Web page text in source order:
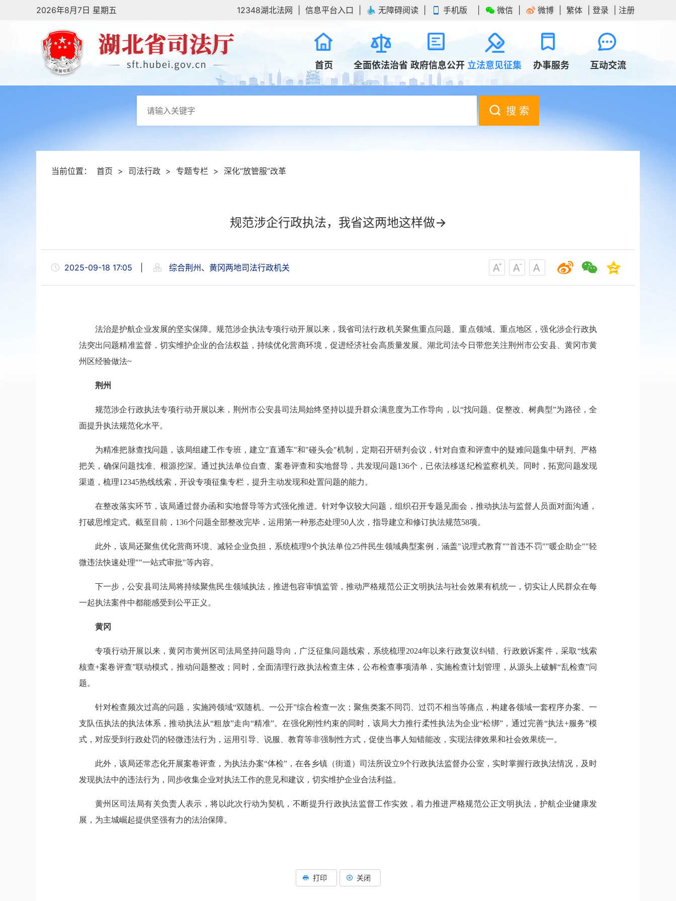
2026年8月7日 星期五 12348湖北法网 信息平台入口 无障碍阅读 手机版 微信 微博 繁体 登录 注册
首页 全面依法治省 政府信息公开 立法意见征集 办事服务 互动交流
搜 索
当前位置： 首页 > 司法行政 > 专题专栏 > 深化“放管服”改革
规范涉企行政执法，我省这两地这样做→
2025-09-18 17:05 综合荆州、黄冈两地司法行政机关
法治是护航企业发展的坚实保障。规范涉企执法专项行动开展以来，我省司法行政机关聚焦重点问题、重点领域、重点地区，强化涉企行政执
法突出问题精准监督，切实维护企业的合法权益，持续优化营商环境，促进经济社会高质量发展。湖北司法今日带您关注荆州市公安县、黄冈市黄
州区经验做法~
荆州
规范涉企行政执法专项行动开展以来，荆州市公安县司法局始终坚持以提升群众满意度为工作导向，以“找问题、促整改、树典型”为路径， 全
面提升执法规范化水平。
为精准把脉查找问题，该局组建工作专班，建立"直通车"和"碰头会"机制，定期召开研判会议，针对自查和评查中的疑难问题集中研判、严格
把关，确保问题找准、根源挖深。通过执法单位自查、案卷评查和实地督导，共发现问题136个，已依法移送纪检监察机关。同时，拓宽问题发现
渠道，梳理12345热线线索，开设专项征集专栏，提升主动发现和处置问题的能力。
在整改落实环节，该局通过督办函和实地督导等方式强化推进。针对争议较大问题，组织召开专题见面会，推动执法与监督人员面对面沟通，
打破思维定式。截至目前，136个问题全部整改完毕，运用第一种形态处理50人次，指导建立和修订执法规范58项。
此外，该局还聚焦优化营商环境、减轻企业负担，系统梳理9个执法单位25件民生领域典型案例，涵盖"说理式教育""首违不罚""暖企助企""轻
微违法快速处理""一站式审批"等内容。
下一步，公安县司法局将持续聚焦民生领域执法，推进包容审慎监管，推动严格规范公正文明执法与社会效果有机统一，切实让人民群众在每
一起执法案件中都能感受到公平正义。
黄冈
专项行动开展以来，黄冈市黄州区司法局坚持问题导向，广泛征集问题线索，系统梳理2024年以来行政复议纠错、行政败诉案件，采取“线索
核查+案卷评查”联动模式，推动问题整改；同时，全面清理行政执法检查主体，公布检查事项清单，实施检查计划管理，从源头上破解“乱检查”问
题。
针对检查频次过高的问题，实施跨领域“双随机、一公开”综合检查一次；聚焦类案不同罚、过罚不相当等痛点，构建各领域一套程序办案、一
支队伍执法的执法体系，推动执法从“粗放”走向“精准”。在强化刚性约束的同时，该局大力推行柔性执法为企业“松绑”，通过完善“执法+服务”模
式，对应受到行政处罚的轻微违法行为，运用引导、说服、教育等非强制性方式，促使当事人知错能改，实现法律效果和社会效果统一。
此外，该局还常态化开展案卷评查，为执法办案“体检”，在各乡镇（街道）司法所设立9个行政执法监督办公室，实时掌握行政执法情况，及时
发现执法中的违法行为，同步收集企业对执法工作的意见和建议，切实维护企业合法利益。
黄州区司法局有关负责人表示，将以此次行动为契机，不断提升行政执法监督工作实效，着力推进严格规范公正文明执法，护航企业健康发
展，为主城崛起提供坚强有力的法治保障。
打印 关闭